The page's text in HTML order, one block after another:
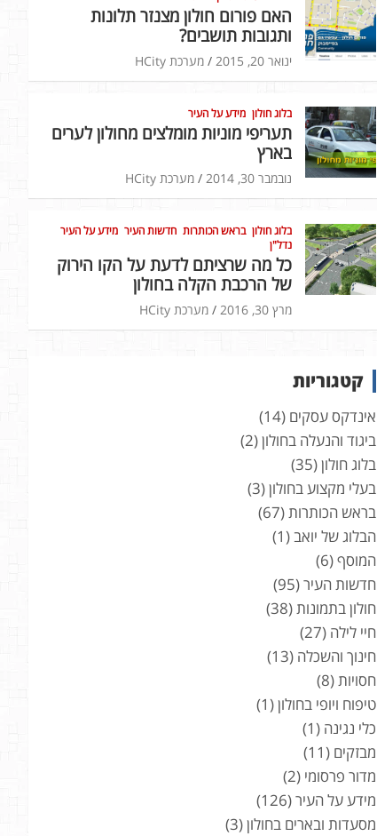
האם פורום חולון מצנזר תלונות
ותגובות תושבים?
ינואר 20, 2015 מערכת HCity
בלוג חולון מידע על העיר
תעריפי מוניות מומלצים מחולון לערים
בארץ
נובמבר 30, 2014 מערכת HCity
בלוג חולון בראש הכותרות חדשות העיר מידע על העיר
נדל"ן
כל מה שרציתם לדעת על הקו הירוק
של הרכבת הקלה בחולון
מרץ 30, 2016 מערכת HCity
קטגוריות
אינדקס עסקים (14)
ביגוד והנעלה בחולון(2)
בלוג חולון(35)
בעלי מקצוע בחולון(3)
בראש הכותרות (67)
הבלוג של יואב (1)
המוסף(6)
חדשות העיר(95)
חולון בתמונות (38)
חיי לילה (27)
חינוך והשכלה (13)
חסויות (8)
טיפוח ויופי בחולון(1)
כלי נגינה (1)
מבזקים (11)
מדור פרסומי (2)
מידע על העיר(126)
מסעדות ובארים בחולון(3)